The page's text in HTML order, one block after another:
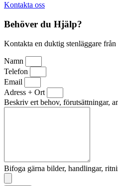
Kontakta oss
Behöver du Hjälp?
Kontakta en duktig stenläggare
Namn
Telefon
Email
Adress + Ort
Beskriv ert behov, förutsättningar,
Bifoga gärna bilder, handlingar,